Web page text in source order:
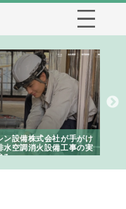
ン設備株式会社が手がけ
水空調消火設備工事の実
み